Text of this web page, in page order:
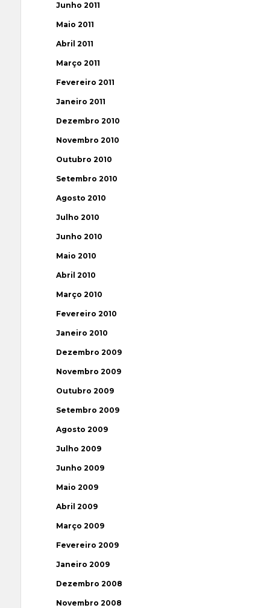
Junho 2011
Maio 2011
Abril 2011
Março 2011
Fevereiro 2011
Janeiro 2011
Dezembro 2010
Novembro 2010
Outubro 2010
Setembro 2010
Agosto 2010
Julho 2010
Junho 2010
Maio 2010
Abril 2010
Março 2010
Fevereiro 2010
Janeiro 2010
Dezembro 2009
Novembro 2009
Outubro 2009
Setembro 2009
Agosto 2009
Julho 2009
Junho 2009
Maio 2009
Abril 2009
Março 2009
Fevereiro 2009
Janeiro 2009
Dezembro 2008
Novembro 2008